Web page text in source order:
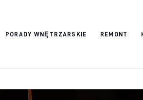
PORADY WNĘTRZARSKIE REMONT